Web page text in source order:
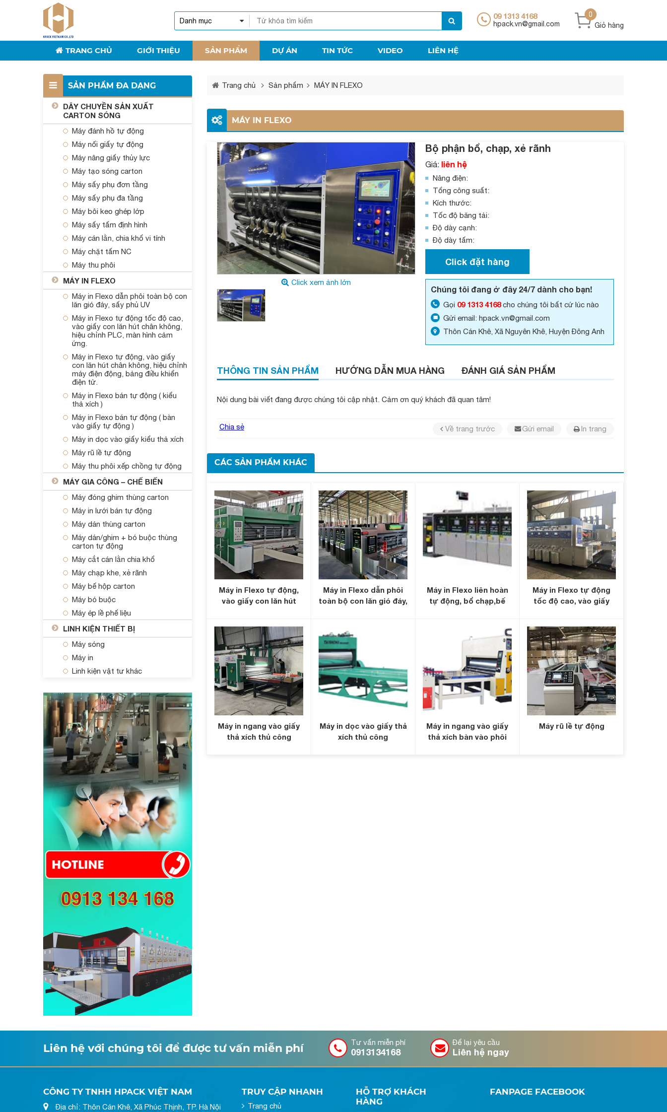
09 1313 4168
hpack.vn@gmail.com
0
Giỏ hàng
TRANG CHỦ GIỚI THIỆU SẢN PHẨM DỰ ÁN TIN TỨC VIDEO LIÊN HỆ
SẢN PHẨM ĐA DẠNG
DÂY CHUYỀN SẢN XUẤT
CARTON SÓNG
Máy đánh hồ tự động
Máy nối giấy tự động
Máy nâng giấy thủy lực
Máy tạo sóng carton
Máy sấy phụ đơn tầng
Máy sấy phụ đa tầng
Máy bôi keo ghép lớp
Máy sấy tấm định hình
Máy cán lằn, chia khổ vi tính
Máy chặt tấm NC
Máy thu phôi
MÁY IN FLEXO
Máy in Flexo dẫn phôi toàn bộ con
lăn gió đáy, sấy phủ UV
Máy in Flexo tự động tốc độ cao,
vào giấy con lăn hút chân không,
hiệu chỉnh PLC, màn hình cảm
ứng.
Máy in Flexo tự động, vào giấy
con lăn hút chân không, hiệu chỉnh
máy điện động, bảng điều khiển
điện tử.
Máy in Flexo bán tự động ( kiểu
thả xích )
Máy in Flexo bán tự động ( bàn
vào giấy tự động )
Máy in dọc vào giấy kiểu thả xích
Máy rũ lề tự động
Máy thu phôi xếp chồng tự động
MÁY GIA CÔNG – CHẾ BIẾN
Máy đóng ghim thùng carton
Máy in lưới bán tự động
Máy dán thùng carton
Máy dán/ghim + bó buộc thùng
carton tự động
Máy cắt cán lằn chia khổ
Máy chạp khe, xẻ rãnh
Máy bế hộp carton
Máy bó buộc
Máy ép lề phế liệu
LINH KIỆN THIẾT BỊ
Máy sóng
Máy in
Linh kiện vật tư khác
Trang chủ Sản phẩm MÁY IN FLEXO
MÁY IN FLEXO
Click xem ảnh lớn
Bộ phận bổ, chạp, xẻ rãnh
Giá: liên hệ
Nâng điện:
Tổng công suất:
Kích thước:
Tốc độ băng tải:
Độ dày cạnh:
Độ dày tấm:
Click đặt hàng
Chúng tôi đang ở đây 24/7 dành cho bạn!
Gọi 09 1313 4168cho chúng tôi bất cứ lúc nào
Gửi email: hpack.vn@gmail.com
Thôn Cán Khê, Xã Nguyên Khê, Huyện Đông Anh
THÔNG TIN SẢN PHẨM HƯỚNG DẪN MUA HÀNG ĐÁNH GIÁ SẢN PHẨM
Nội dung bài viết đang được chúng tôi cập nhật. Cảm ơn quý khách đã quan tâm!
Về trang trước Gửi email In trang
Chia sẻ
CÁC SẢN PHẨM KHÁC
Máy in Flexo tự động,
vào giấy con lăn hút
điều khiển điện tử.
Máy in Flexo dẫn phôi
toàn bộ con lăn gió đáy,
Máy in Flexo liên hoàn
tự động, bổ chạp,bế
Máy in Flexo tự động
tốc độ cao, vào giấy
hình cảm ứng.
Máy in ngang vào giấy
thả xích thủ công
Máy in dọc vào giấy thả
xích thủ công
Máy in ngang vào giấy
thả xích bàn vào phôi
Máy rũ lề tự động
Liên hệ với chúng tôi để được tư vấn miễn phí Tư vấn miễn phí
0913134168
Để lại yêu cầu
Liên hệ ngay
CÔNG TY TNHH HPACK VIỆT NAM
Địa chỉ: Thôn Cán Khê, Xã Phúc Thịnh, TP. Hà Nội
TRUY CẬP NHANH
Trang chủ
HỖ TRỢ KHÁCH
HÀNG
FANPAGE FACEBOOK